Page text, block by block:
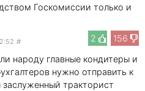
Госкомиссии только и
2
156
#
народу главные кондитеры и
нужно отправить к
тракторист